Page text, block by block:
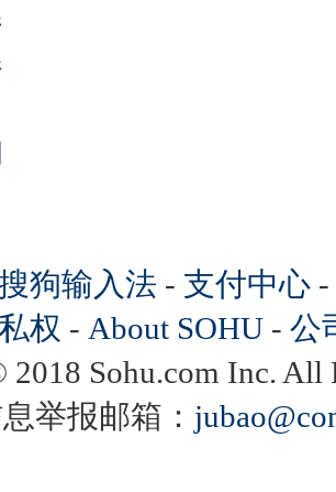
狗输入法 - 支付中心 -
权 - About SOHU - 公
2018 Sohu.com Inc.
举报邮箱：